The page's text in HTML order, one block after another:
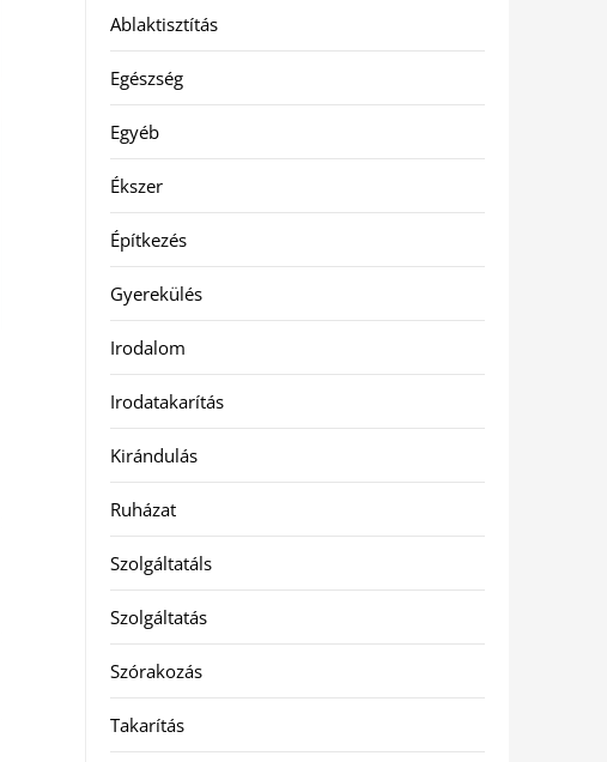
Ablaktisztítás
Egészség
Egyéb
Ékszer
Építkezés
Gyerekülés
Irodalom
Irodatakarítás
Kirándulás
Ruházat
Szolgáltatáls
Szolgáltatás
Szórakozás
Takarítás